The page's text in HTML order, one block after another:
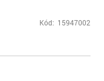
Kód: 15947002